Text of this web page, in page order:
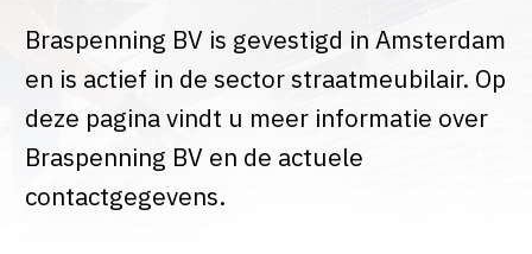
Braspenning BV is gevestigd in Amsterdam
en is actief in de sector straatmeubilair. Op
deze pagina vindt u meer informatie over
Braspenning BV en de actuele
contactgegevens.